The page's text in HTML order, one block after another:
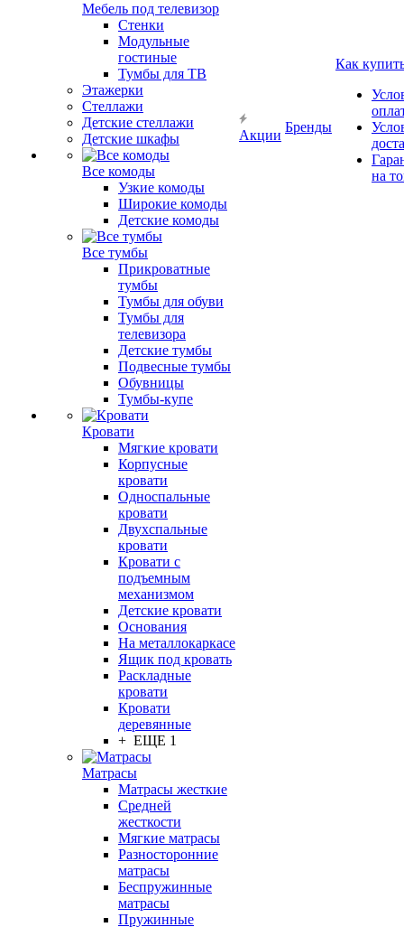
Мебель под телевизор
Стенки
Модульные
гостиные
Тумбы для ТВ
Этажерки
Стеллажи
Детские стеллажи
Детские шкафы
Все комоды
Узкие комоды
Широкие комоды
Детские комоды
Все тумбы
Прикроватные
тумбы
Тумбы для обуви
Тумбы для
телевизора
Детские тумбы
Подвесные тумбы
Обувницы
Тумбы-купе
Кровати
Мягкие кровати
Корпусные
кровати
Односпальные
кровати
Двухспальные
кровати
Кровати с
подъемным
механизмом
Детские кровати
Основания
На металлокаркасе
Ящик под кровать
Раскладные
кровати
Кровати
деревянные
+ ЕЩЕ 1
Матрасы
Матрасы жесткие
Средней
жесткости
Мягкие матрасы
Разносторонние
матрасы
Беспружинные
матрасы
Пружинные
Акции
Бренды
Как
на